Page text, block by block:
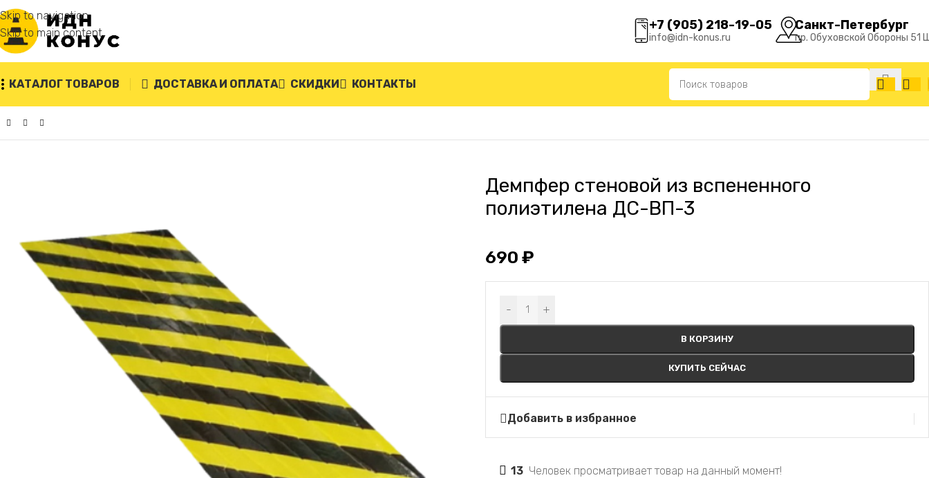
Skip to navigation
Skip to main content
+7 (905) 218-19-05
info@idn-konus.ru
Санкт-Петербург
пр. Обуховской Обороны 51
КАТАЛОГ ТОВАРОВ ДОСТАВКА И ОПЛАТА СКИДКИ
КОНТАКТЫ
Демпфер стеновой из вспененного
полиэтилена ДС-ВП-3
690 ₽
- +
В КОРЗИНУ
КУПИТЬ СЕЙЧАС
Alternative:
Добавить в избранное
13 Человек просматривает товар на данный момент!